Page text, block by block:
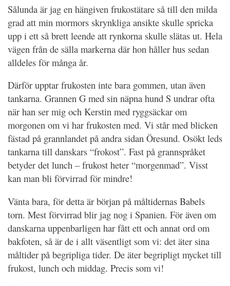
Sålunda är jag en hängiven frukostätare så till den milda
grad att min mormors skrynkliga ansikte skulle spricka
upp i ett så brett leende att rynkorna skulle slätas ut. Hela
vägen från de sälla markerna där hon håller hus sedan
alldeles för många år.
Därför upptar frukosten inte bara gommen, utan även
tankarna. Grannen G med sin näpna hund S undrar ofta
när han ser mig och Kerstin med ryggsäckar om
morgonen om vi har frukosten med. Vi står med blicken
fästad på grannlandet på andra sidan Öresund. Osökt leds
tankarna till danskars “frokost”. Fast på grannspråket
betyder det lunch – frukost heter “morgenmad”. Visst
kan man bli förvirrad för mindre!
Vänta bara, för detta är början på måltidernas Babels
torn. Mest förvirrad blir jag nog i Spanien. För även om
danskarna uppenbarligen har fått ett och annat ord om
bakfoten, så är de i allt väsentligt som vi: det äter sina
måltider på begripliga tider. De äter begripligt mycket till
frukost, lunch och middag. Precis som vi!